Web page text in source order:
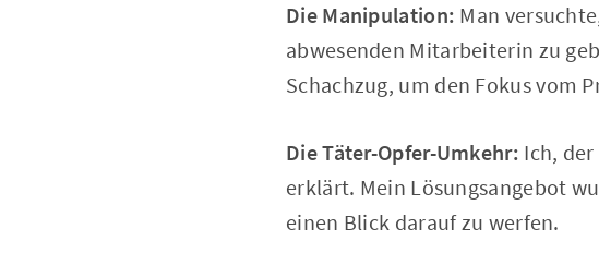
Die Manipulation: Man
abwesenden Mitarbeiterin zu
Schachzug, um den Fokus vom
Die Täter-Opfer-Umkehr: Ich,
erklärt. Mein Lösungsangebot
einen Blick darauf zu werfen.